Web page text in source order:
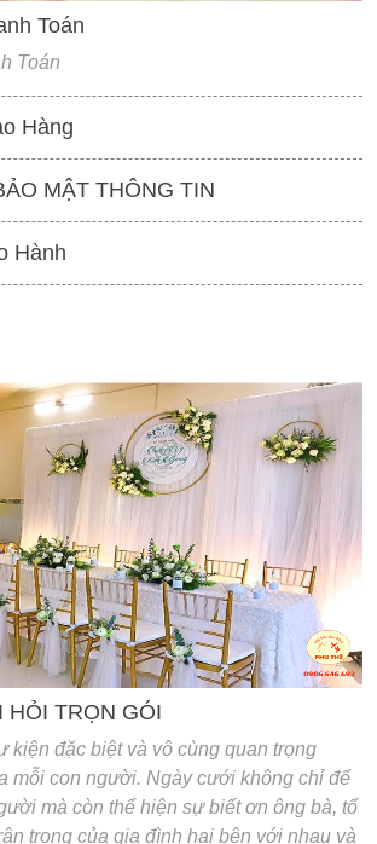
Toán
Toán
Hàng
MẬT THÔNG TIN
Hành
HỎI TRỌN GÓI
kiện đặc biệt và vô cùng quan trọng
mỗi con người. Ngày cưới không chỉ để
mà còn thể hiện sự biết ơn ông bà, tổ
trọng của gia đình hai bên với nhau và